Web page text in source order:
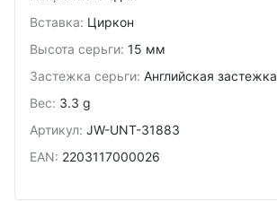
Вставка: Циркон
Высота серьги: 15 мм
Застежка серьги: Английская застежка
Вес: 3.3 g
Артикул: JW-UNT-31883
EAN: 2203117000026